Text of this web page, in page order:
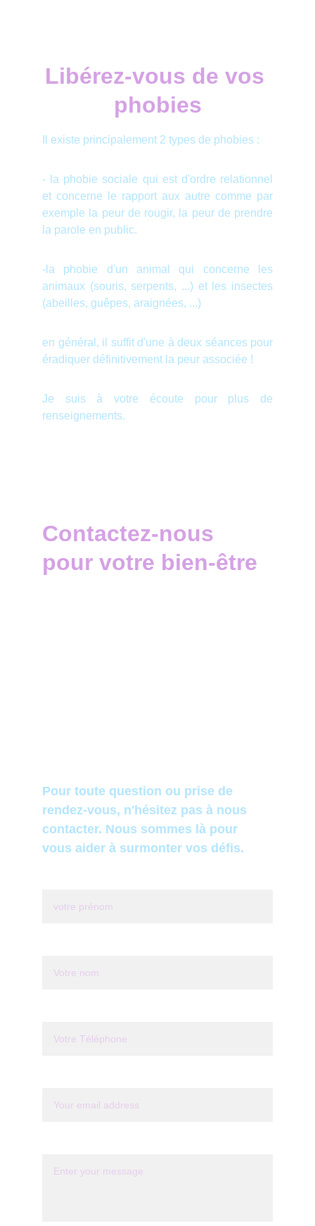
Libérez-vous de vos
phobies
Il existe principalement 2 types de phobies :
- la phobie sociale qui est d'ordre relationnel
et concerne le rapport aux autre comme par
exemple la peur de rougir, la peur de prendre
la parole en public.
-la phobie d'un animal qui concerne les
animaux (souris, serpents, ...) et les insectes
(abeilles, guêpes, araignées, ...)
en général, il suffit d'une à deux séances pour
éradiquer définitivement la peur associée !
Je suis à votre écoute pour plus de
renseignements.
Contactez-nous
pour votre bien-être
Pour toute question ou prise de
rendez-vous, n'hésitez pas à nous
contacter. Nous sommes là pour
vous aider à surmonter vos défis.